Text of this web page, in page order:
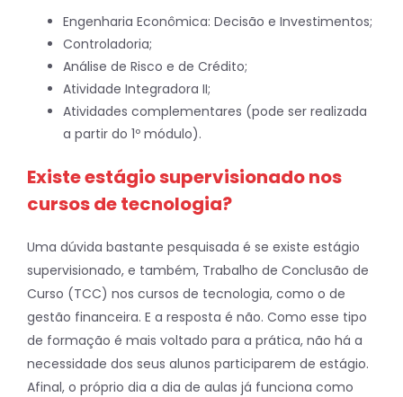
Engenharia Econômica: Decisão e Investimentos;
Controladoria;
Análise de Risco e de Crédito;
Atividade Integradora II;
Atividades complementares (pode ser realizada
a partir do 1º módulo).
Existe estágio supervisionado nos
cursos de tecnologia?
Uma dúvida bastante pesquisada é se existe estágio
supervisionado, e também, Trabalho de Conclusão de
Curso (TCC) nos cursos de tecnologia, como o de
gestão financeira. E a resposta é não. Como esse tipo
de formação é mais voltado para a prática, não há a
necessidade dos seus alunos participarem de estágio.
Afinal, o próprio dia a dia de aulas já funciona como